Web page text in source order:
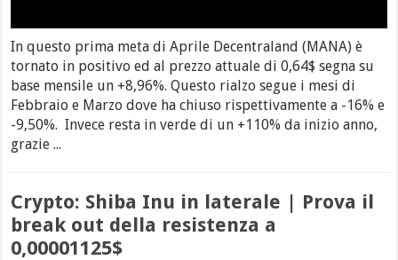
In questo prima meta di Aprile Decentraland (MANA) è
tornato in positivo ed al prezzo attuale di 0,64$ segna su
base mensile un +8,96%. Questo rialzo segue i mesi di
Febbraio e Marzo dove ha chiuso rispettivamente a -16% e
-9,50%. Invece resta in verde di un +110% da inizio anno,
grazie ...
Crypto: Shiba Inu in laterale | Prova il
break out della resistenza a
0,00001125$